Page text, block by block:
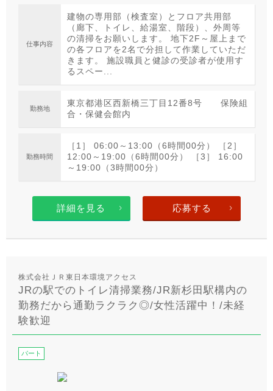
仕事内容
建物の専用部（検査室）とフロア共用部
（廊下、トイレ、給湯室、階段）、外周等
の清掃をお願いします。 地下2F～屋上まで
の各フロアを2名で分担して作業していただ
きます。 施設職員と健診の受診者が使用す
るスペー...
勤務地
東京都港区西新橋三丁目12番8号 保険組
合・保健会館内
勤務時間
［1］ 06:00～13:00（6時間00分） ［2］
12:00～19:00（6時間00分） ［3］ 16:00
～19:00（3時間00分）
詳細を見る 応募する
株式会社ＪＲ東日本環境アクセス
JRの駅でのトイレ清掃業務/JR新杉田駅構内の
勤務だから通勤ラクラク◎/女性活躍中！/未経
験歓迎
パート